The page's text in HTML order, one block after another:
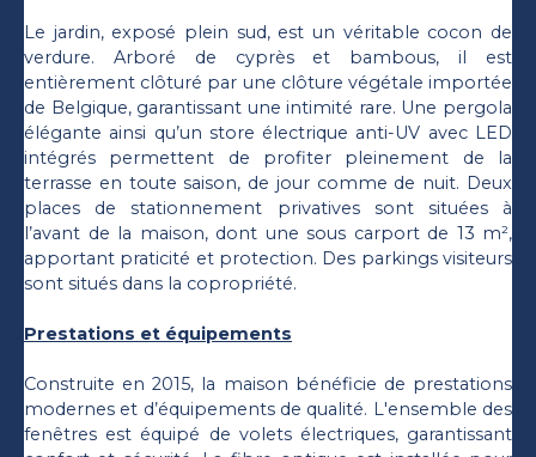
Le jardin, exposé plein sud, est un véritable cocon de
verdure. Arboré de cyprès et bambous, il est
entièrement clôturé par une clôture végétale importée
de Belgique, garantissant une intimité rare. Une pergola
élégante ainsi qu’un store électrique anti-UV avec LED
intégrés permettent de profiter pleinement de la
terrasse en toute saison, de jour comme de nuit. Deux
places de stationnement privatives sont situées à
l’avant de la maison, dont une sous carport de 13 m²,
apportant praticité et protection. Des parkings visiteurs
sont situés dans la copropriété.
Prestations et équipements
Construite en 2015, la maison bénéficie de prestations
modernes et d’équipements de qualité. L'ensemble des
fenêtres est équipé de volets électriques, garantissant